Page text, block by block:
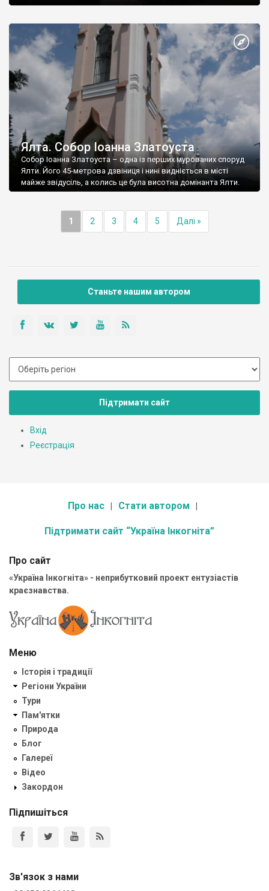
Ялта. Собор Іоанна Златоуста
Собор Іоанна Златоуста – одна із перших мурованих споруд
Ялти. Його 45-метрова дзвіниця і нині видніється в місті
майже звідусіль, а колись це була висотна домінанта Ялти.
1 2 3 4 5 Далі »
Станьте нашим автором
Підтримати сайт
Вхід
Реєстрація
Про нас Стати автором
Підтримати сайт “Україна Інкогніта”
Про сайт
«Україна Інкогніта» - неприбутковий проект ентузіастів
краєзнавства.
Меню
Історія і традиції
Регіони України
Тури
Пам'ятки
Природа
Блог
Галереї
Відео
Закордон
Підпишіться
Зв'язок з нами